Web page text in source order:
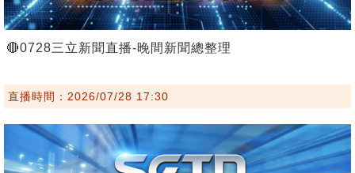
🔴0728三立新聞直播-晚間新聞總整理
直播時間：2026/07/28 17:30